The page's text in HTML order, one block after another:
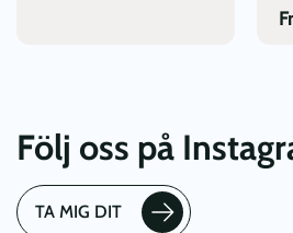
Följ oss på
TA MIG DIT